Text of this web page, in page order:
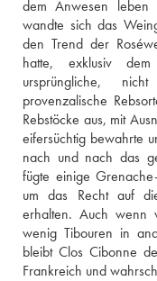
dem Anwesen
wandte sich das
den Trend der
hatte, exklusiv
ursprüngliche,
provenzalische
Rebstöcke aus, mit
eifersüchtig bewahrte
nach und nach das
fügte einige
um das Recht auf
erhalten. Auch wenn
wenig Tibouren in
bleibt Clos Cibonne
Frankreich und